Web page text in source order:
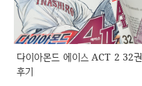
다이아몬드 에이스 ACT 2 32권
후기